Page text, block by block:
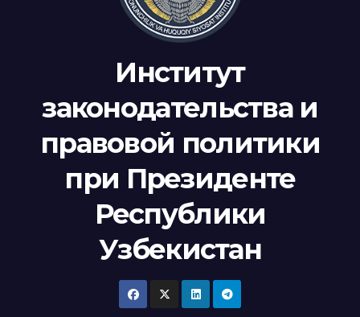
Институт
законодательства и
правовой политики
при Президенте
Республики
Узбекистан